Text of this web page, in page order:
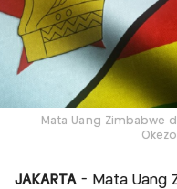
Mata Uang Zimbabwe
JAKARTA - Mata Uang